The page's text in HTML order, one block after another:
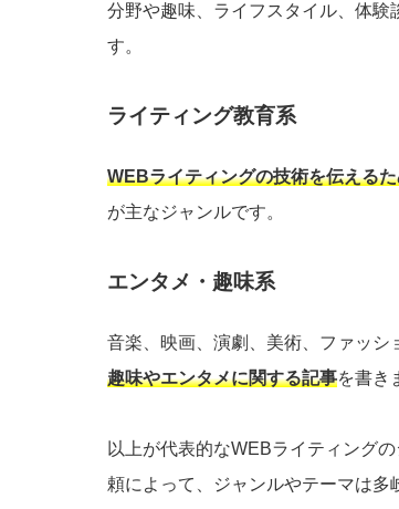
分野や趣味、ライフスタイル、体験
す。
ライティング教育系
WEBライティングの技術を伝える
が主なジャンルです。
エンタメ・趣味系
音楽、映画、演劇、美術、ファッシ
趣味やエンタメに関する記事を書き
以上が代表的なWEBライティング
頼によって、ジャンルやテーマは多